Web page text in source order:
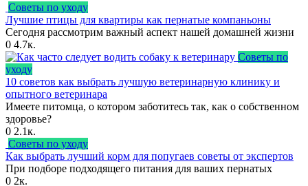
Советы по уходу
Лучшие птицы для квартиры как пернатые компаньоны
Сегодня рассмотрим важный аспект нашей домашней жизни
0 4.7к.
Советы по
уходу
10 советов как выбрать лучшую ветеринарную клинику и
опытного ветеринара
Имеете питомца, о котором заботитесь так, как о собственном
здоровье?
0 2.1к.
Советы по уходу
Как выбрать лучший корм для попугаев советы от экспертов
При подборе подходящего питания для ваших пернатых
0 2к.